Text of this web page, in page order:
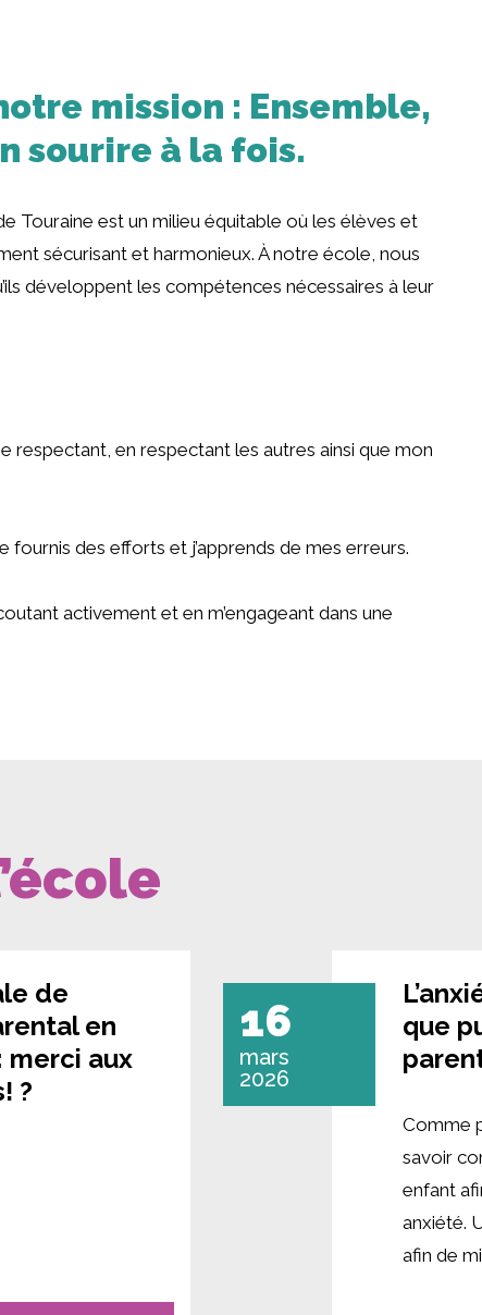
mission : Ensemble,
sourire à la fois.
Touraine est un milieu équitable où les élèves et
sécurisant et harmonieux. À notre école, nous
développent les compétences nécessaires à leur
respectant, en respectant les autres ainsi que mon
fournis des efforts et j’apprends de mes erreurs.
activement et en m’engageant dans une
de
en
merci aux
?
16
mars
2026
que
Comme
savoir
enfant
anxiété.
afin de